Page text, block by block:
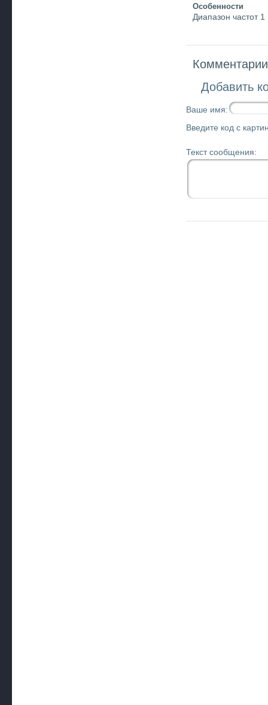
Особенности
Диапазон частот
Добавить
Ваше имя:
Введите код с
Текст сообщения: